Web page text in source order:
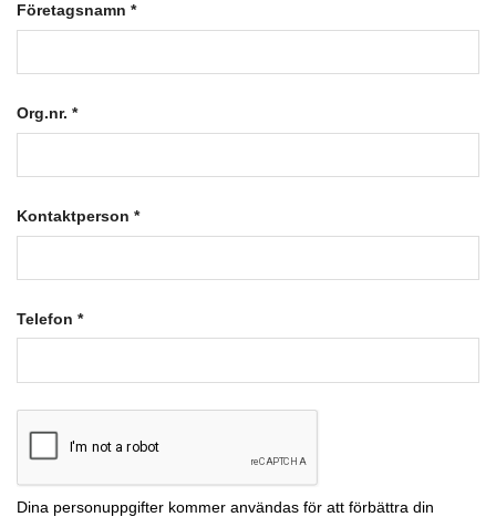
Företagsnamn *
Org.nr. *
Kontaktperson *
Telefon *
Dina personuppgifter kommer användas för att förbättra din